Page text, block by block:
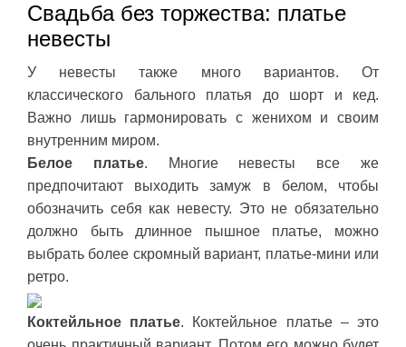
Свадьба без торжества: платье
невесты
У невесты также много вариантов. От
классического бального платья до шорт и кед.
Важно лишь гармонировать с женихом и своим
внутренним миром.
Белое платье. Многие невесты все же
предпочитают выходить замуж в белом, чтобы
обозначить себя как невесту. Это не обязательно
должно быть длинное пышное платье, можно
выбрать более скромный вариант, платье-мини или
ретро.
Коктейльное платье. Коктейльное платье – это